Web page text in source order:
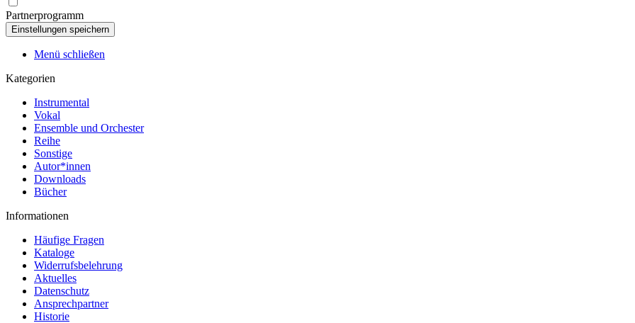
Partnerprogramm
Menü schließen
Kategorien
Instrumental
Vokal
Ensemble und Orchester
Reihe
Sonstige
Autor*innen
Downloads
Bücher
Informationen
Häufige Fragen
Kataloge
Widerrufsbelehrung
Aktuelles
Datenschutz
Ansprechpartner
Historie